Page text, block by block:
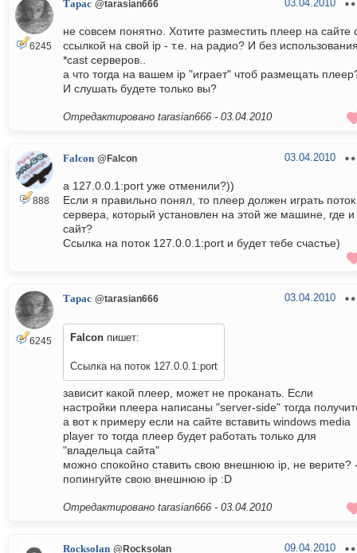
6245
Тарас @tarasian666 03.04.2010
не совсем понятно. Хотите разместить плеер на сайте
ссылкой на свой ip - т.е. на радио? И без
*cast серверов..
а что тогда на вашем ip "играет" чтоб размещать
И слушать будете только вы?
Отредактировано tarasian666 - 03.04.2010
888
Falcon @Falcon 03.04.2010
а 127.0.0.1:port уже отменили?))
Если я правильно понял, то плеер должен играть поток
сервера, который установлен на этой же машине, где и
сайт?
Ссылка на поток 127.0.0.1:port и будет тебе счастье)
6245
Тарас @tarasian666 03.04.2010
Falcon пишет:
Ссылка на поток 127.0.0.1:port
зависит какой плеер, может не проканать. Если
настройки плеера написаны "server-side" тогда
а вот к примеру если на сайте вставить windows media
player то тогда плеер будет работать только для
"владельца сайта"
можно спокойно ставить свою внешнюю ip, не верите?
попингуйте свою внешнюю ip :D
Отредактировано tarasian666 - 03.04.2010
Rocksolan @Rocksolan 09.04.2010